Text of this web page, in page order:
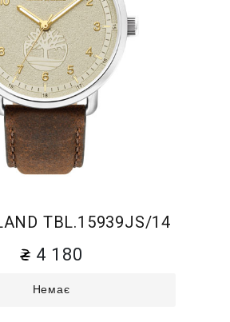
TBL.15939JS/14
4 180
Немає